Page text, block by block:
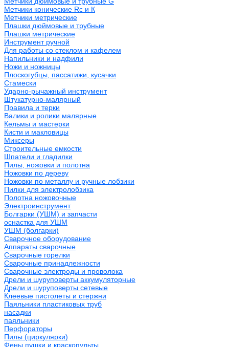
Метчики конические Rc и К
Метчики метрические
Плашки дюймовые и трубные
Плашки метрические
Инструмент ручной
Для работы со стеклом и кафелем
Напильники и надфили
Ножи и ножницы
Плоскогубцы, пассатижи, кусачки
Стамески
Ударно-рычажный инструмент
Штукатурно-малярный
Правила и терки
Валики и ролики малярные
Кельмы и мастерки
Кисти и макловицы
Миксеры
Строительные емкости
Шпатели и гладилки
Пилы, ножовки и полотна
Ножовки по дереву
Ножовки по металлу и ручные лобзики
Пилки для электролобзика
Полотна ножовочные
Электроинструмент
Болгарки (УШМ) и запчасти
оснастка для УШМ
УШМ (болгарки)
Сварочное оборудование
Аппараты сварочные
Сварочные горелки
Сварочные принадлежности
Сварочные электроды и проволока
Дрели и шуруповерты аккумуляторные
Дрели и шуруповерты сетевые
Клеевые пистолеты и стержни
Паяльники пластиковых труб
насадки
паяльники
Перфораторы
Пилы (циркулярки)
Фены пушки и краскопульты